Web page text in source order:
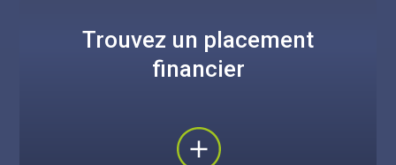
Trouvez un placement
financier